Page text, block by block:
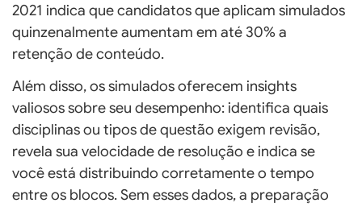
2021 indica que candidatos que aplicam simulados
quinzenalmente aumentam em até 30% a
retenção de conteúdo.
Além disso, os simulados oferecem insights
valiosos sobre seu desempenho: identifica quais
disciplinas ou tipos de questão exigem revisão,
revela sua velocidade de resolução e indica se
você está distribuindo corretamente o tempo
entre os blocos. Sem esses dados, a preparação